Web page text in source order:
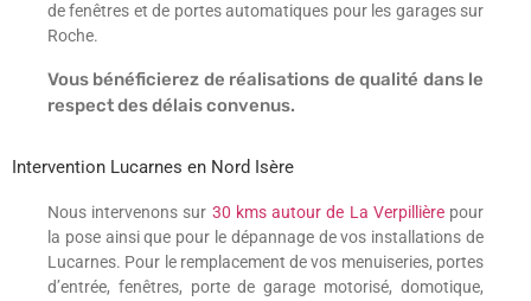
de fenêtres et de portes automatiques pour les garages sur
Roche.
Vous bénéficierez de réalisations de qualité dans le
respect des délais convenus.
Intervention Lucarnes en Nord Isère
Nous intervenons sur 30 kms autour de La Verpillièrepour
la pose ainsi que pour le dépannage de vos installations de
Lucarnes. Pour le remplacement de vos menuiseries, portes
d’entrée, fenêtres, porte de garage motorisé, domotique,